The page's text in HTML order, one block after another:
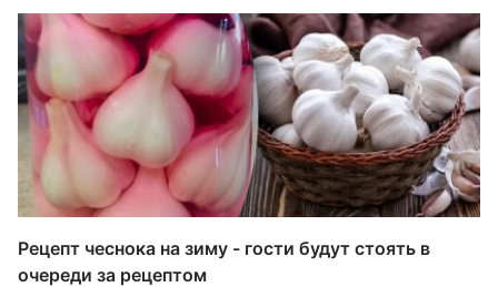
Рецепт чеснока на зиму - гости будут стоять в
очереди за рецептом